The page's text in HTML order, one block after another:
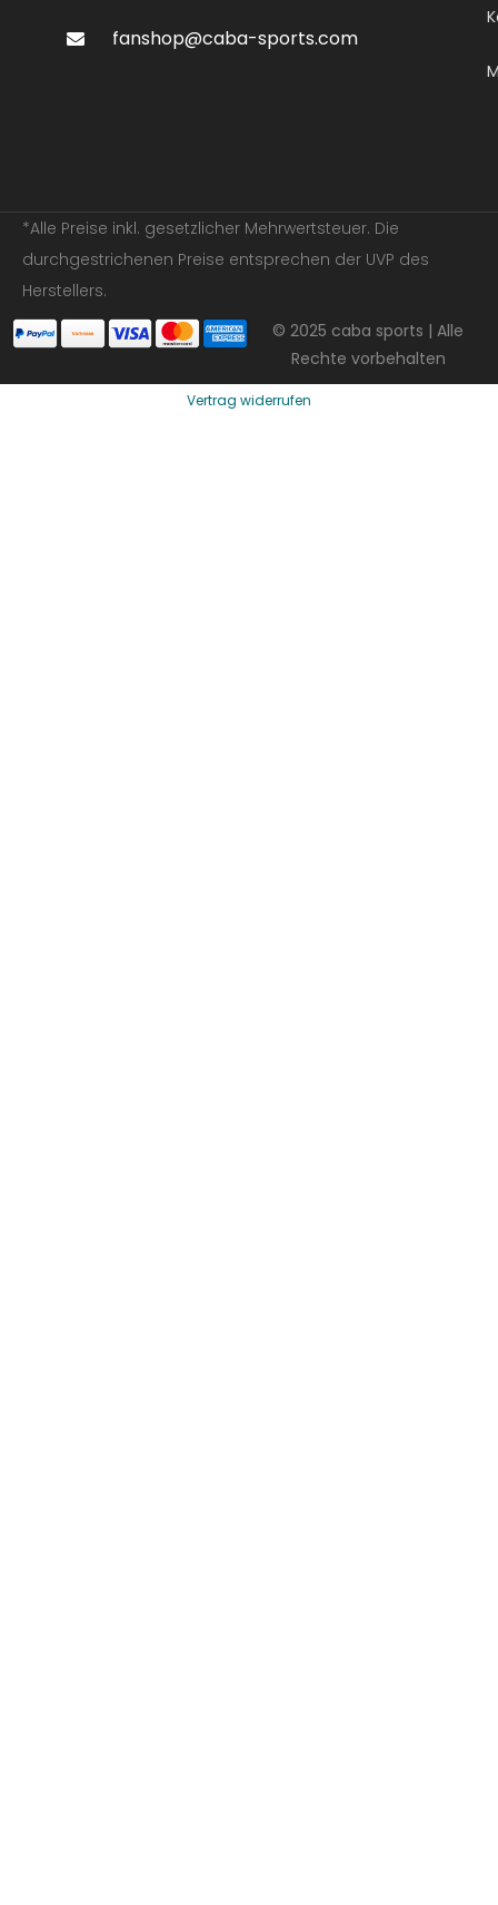
fanshop@caba-sports.com
*Alle Preise inkl. gesetzlicher Mehrwertsteuer. Die
durchgestrichenen Preise entsprechen der UVP des
Herstellers.
© 2025 caba sports | Alle
Rechte vorbehalten
Vertrag widerrufen